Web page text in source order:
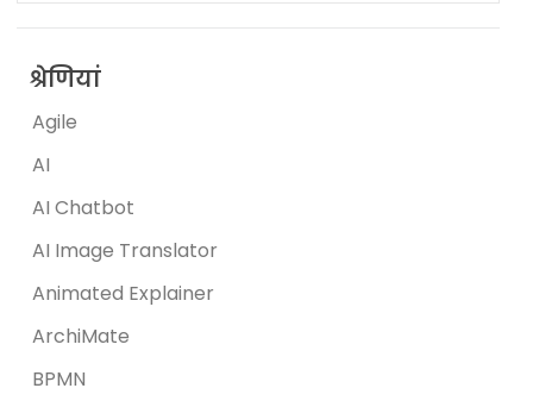
श्रेणियां
Agile
AI
AI Chatbot
AI Image Translator
Animated Explainer
ArchiMate
BPMN